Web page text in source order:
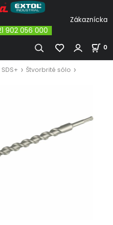
902 056 000
0
Štvorbrité sólo